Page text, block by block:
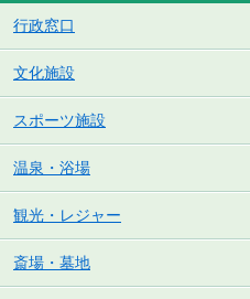
行政窓口
文化施設
スポーツ施設
温泉・浴場
観光・レジャー
斎場・墓地